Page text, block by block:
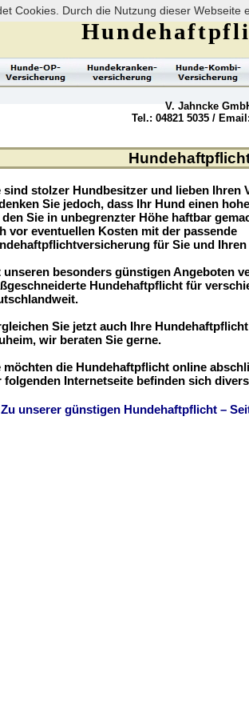
Cookies. Durch die Nutzung dieser
sind stolzer Hundbesitzer und lieben Ihren
Sie jedoch, dass Ihr Hund einen
Sie in unbegrenzter Höhe haftbar
vor eventuellen Kosten mit der passende
für Sie und Ihren
unseren besonders günstigen Angeboten
Hundehaftpflicht für
Sie jetzt auch Ihre
wir beraten Sie gerne.
möchten die Hundehaftpflicht online
folgenden Internetseite befinden sich
unserer günstigen Hundehaftpflicht –
V. Jahncke
Tel.: 04821 5035 / Email: